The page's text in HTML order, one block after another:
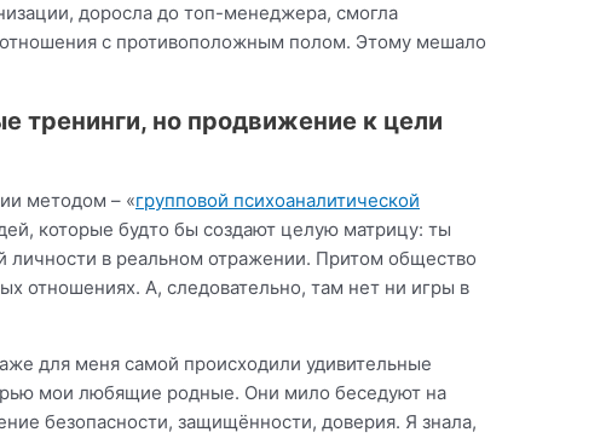
доросла до топ-менеджера, смогла
отношения с противоположным полом. Этому мешало
тренинги, но продвижение к цели
методом – «групповой психоаналитической
которые будто бы создают целую матрицу: ты
личности в реальном отражении. Притом общество
отношениях. А, следовательно, там нет ни игры в
для меня самой происходили удивительные
мои любящие родные. Они мило беседуют на
безопасности, защищённости, доверия. Я знала,